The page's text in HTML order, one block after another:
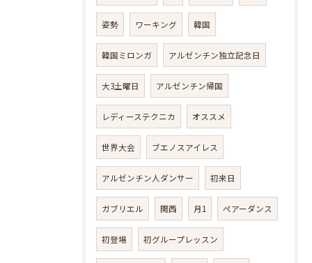
姿勢 ワーキング 韓国
韓国ミロンガ アルゼンチン独立記念日
大3土曜日 アルゼンチン帰国
レディーステクニカ オススメ
世界大会 ブエノスアイレス
アルゼンチン人ダンサー 初来日
ガブリエル 関西 月1 ペアーダンス
初登場 初グループレッスン